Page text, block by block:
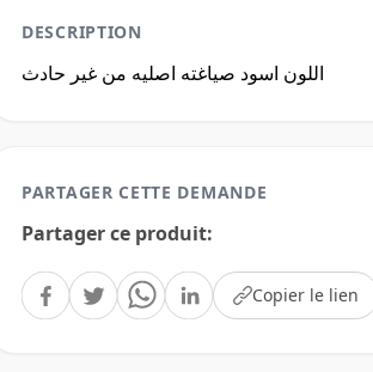
DESCRIPTION
اللون اسود صياغته اصليه من غير حادث
PARTAGER CETTE DEMANDE
Partager ce produit:
Copier le lien